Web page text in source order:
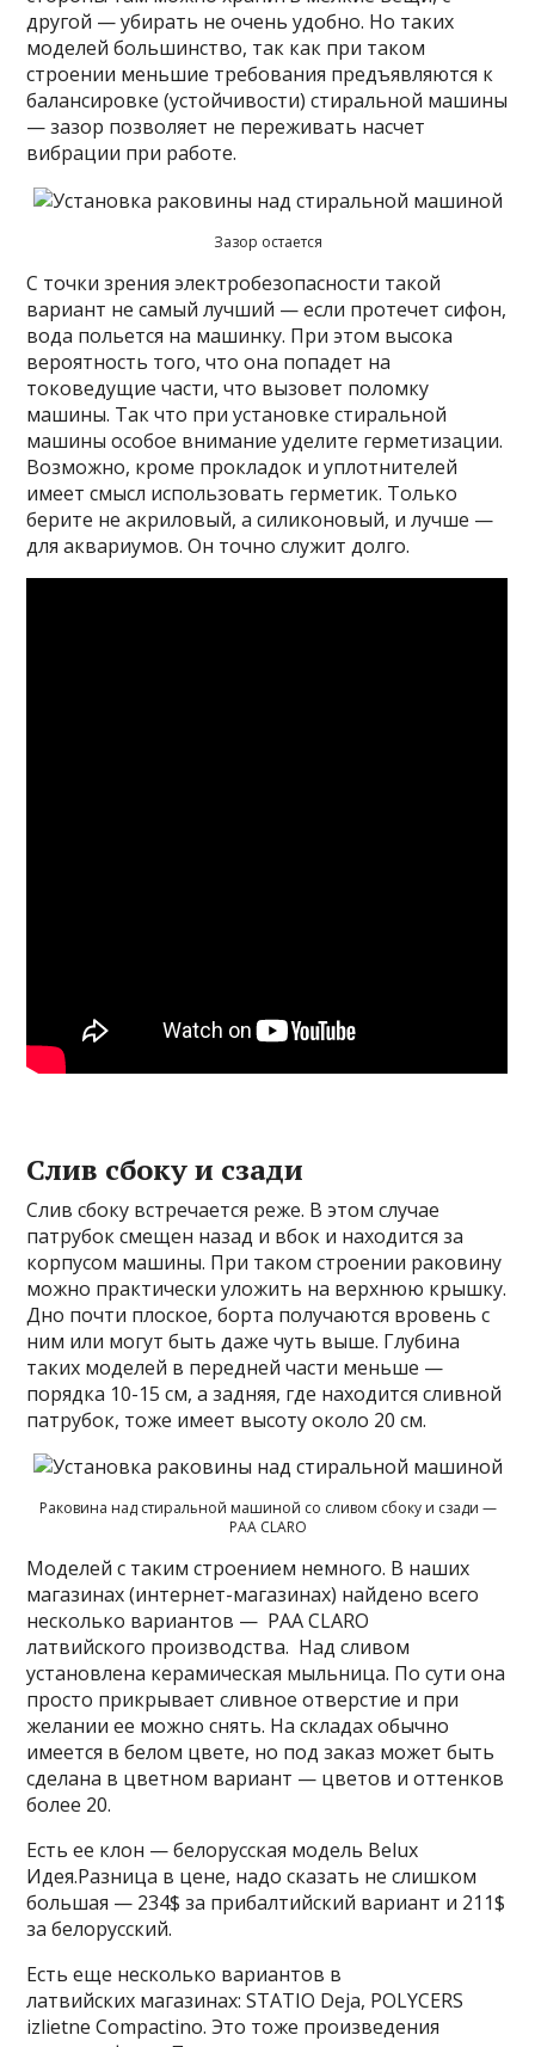
другой — убирать не очень удобно. Но таких
моделей большинство, так как при таком
строении меньшие требования предъявляются к
балансировке (устойчивости) стиральной машины
— зазор позволяет не переживать насчет
вибрации при работе.
Зазор остается
С точки зрения электробезопасности такой
вариант не самый лучший — если протечет сифон,
вода польется на машинку. При этом высока
вероятность того, что она попадет на
токоведущие части, что вызовет поломку
машины. Так что при установке стиральной
машины особое внимание уделите герметизации.
Возможно, кроме прокладок и уплотнителей
имеет смысл использовать герметик. Только
берите не акриловый, а силиконовый, и лучше —
для аквариумов. Он точно служит долго.
Слив сбоку и сзади
Слив сбоку встречается реже. В этом случае
патрубок смещен назад и вбок и находится за
корпусом машины. При таком строении раковину
можно практически уложить на верхнюю крышку.
Дно почти плоское, борта получаются вровень с
ним или могут быть даже чуть выше. Глубина
таких моделей в передней части меньше —
порядка 10-15 см, а задняя, где находится сливной
патрубок, тоже имеет высоту около 20 см.
Раковина над стиральной машиной со сливом сбоку и сзади —
PAA CLARO
Моделей с таким строением немного. В наших
магазинах (интернет-магазинах) найдено всего
несколько вариантов — PAA CLARO
латвийского производства. Над сливом
установлена керамическая мыльница. По сути она
просто прикрывает сливное отверстие и при
желании ее можно снять. На складах обычно
имеется в белом цвете, но под заказ может быть
сделана в цветном вариант — цветов и оттенков
более 20.
Есть ее клон — белорусская модель Belux
Идея.Разница в цене, надо сказать не слишком
большая — 234$ за прибалтийский вариант и 211$
за белорусский.
Есть еще несколько вариантов в
латвийских магазинах: STATIO Deja, POLYCERS
izlietne Compactino. Это тоже произведения